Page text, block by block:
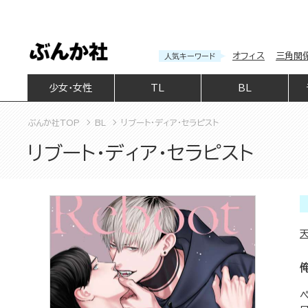
人気キーワード オフィス 三角関
少女・女性 BL
ぶんか社TOP BL リブート・ディア・セラピスト
リブート・ディア・セラピスト